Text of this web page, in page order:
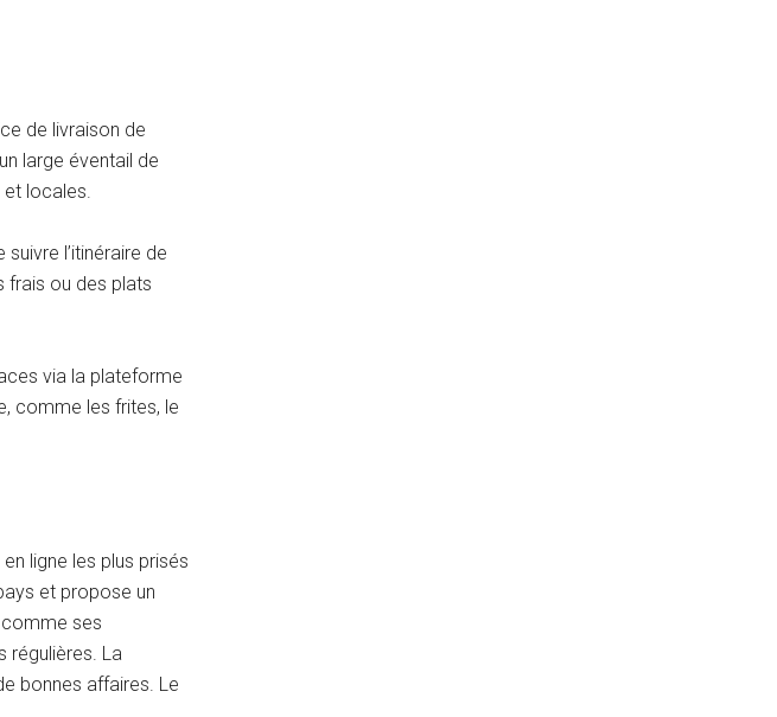
de livraison de
large éventail de
locales.
l’itinéraire de
frais ou des plats
via la plateforme
comme les frites, le
ligne les plus prisés
et propose un
ses
régulières. La
bonnes affaires. Le